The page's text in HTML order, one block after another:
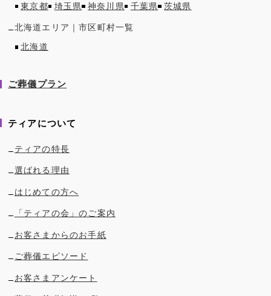
東京都
埼玉県 神奈川県 千葉県 茨城県
北海道エリア｜市区町村一覧
北海道
ご葬儀プラン
ティアについて
ティアの特長
選ばれる理由
はじめての方へ
「ティアの会」のご案内
お客さまからのお手紙
ご葬儀エピソード
お客さまアンケート